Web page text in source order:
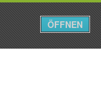
Menü
ÖFFNEN